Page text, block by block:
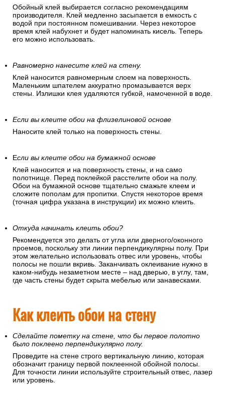
Обойный клей выбирается согласно рекомендациям
производителя. Клей медленно засыпается в емкость с
водой при постоянном помешивании. Через некоторое
время клей набухнет и будет напоминать кисель. Теперь
его можно использовать.
Равномерно нанесите клей на стену.
Клей наносится равномерным слоем на поверхность.
Маленьким шпателем аккуратно промазывается верх
стены. Излишки клея удаляются губкой, намоченной в воде.
Если вы клеите обои на флизелиновой основе
Наносите клей только на поверхность стены.
Если вы клеите обои на бумажной основе
Клей наносится и на поверхность стены, и на само
полотнище. Перед поклейкой расстелите обои на полу.
Обои на бумажной основе тщательно смажьте клеем и
сложите пополам для пропитки. Спустя некоторое время
(точная цифра указана в инструкции) их можно клеить.
Откуда начинать клеить обои?
Рекомендуется это делать от угла или дверного/оконного
проемов, поскольку эти линии перпендикулярны полу. При
этом желательно использовать отвес или уровень, чтобы
полосы не пошли вкривь. Заканчивать оклеивание нужно в
каком-нибудь незаметном месте – над дверью, в углу, там,
где часть стены будет скрыта мебелью или занавесками.
Как клеить обои на стену
Сделайте пометку на стене, что бы первое полотно
было поклеено перпендикулярно полу.
Проведите на стене строго вертикальную линию, которая
обозначит границу первой поклеенной обойной полосы.
Для точности линии используйте строительный отвес, лазер
или уровень.